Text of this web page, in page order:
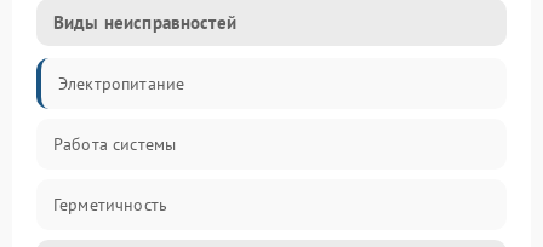
Виды неисправностей
Электропитание
Работа системы
Герметичность